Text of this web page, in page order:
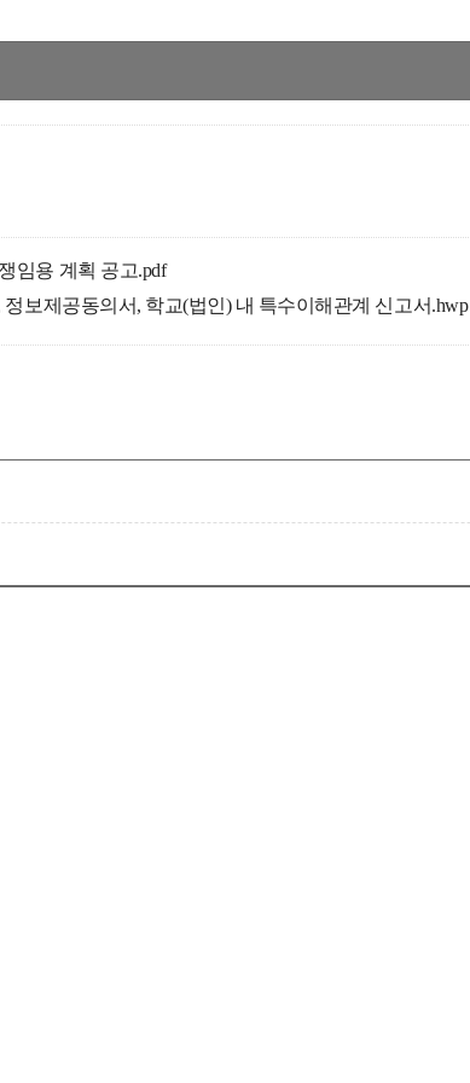
임용 계획 공고.pdf
보제공동의서, 학교(법인) 내 특수이해관계 신고서.hwp